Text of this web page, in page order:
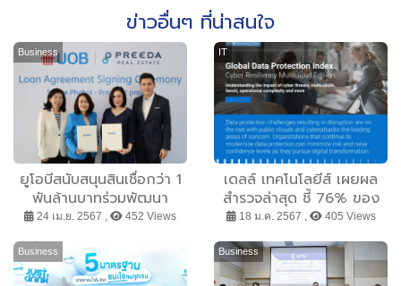
ข่าวอื่นๆ ที่น่าสนใจ
Business
ยูโอบีสนับสนุนสินเชื่อกว่า 1
พันล้านบาทร่วมพัฒนา
โครงการมิกซ์ยูสแห่งแรก
ของปรีดา เรียล เอสเตส
24 เม.ย. 2567 , 452 Views
IT
เดลล์ เทคโนโลยีส์ เผยผล
สำรวจล่าสุด ชี้ 76% ของ
องค์กรในภูมิภาคเอเชีย
แปซิฟิกและญี่ปุ่น ยังพัฒนา
ได้มากกว่านี้ เพื่อรักษาความ
ปลอดภัยของข้อมูล
18 ม.ค. 2567 , 405 Views
Business Business